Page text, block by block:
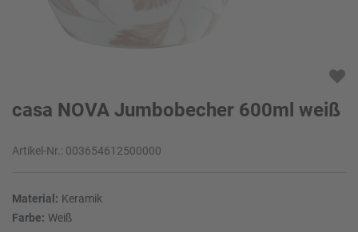
casa NOVA Jumbobecher 600ml weiß
Artikel-Nr.: 003654612500000
Material: Keramik
Farbe: Weiß